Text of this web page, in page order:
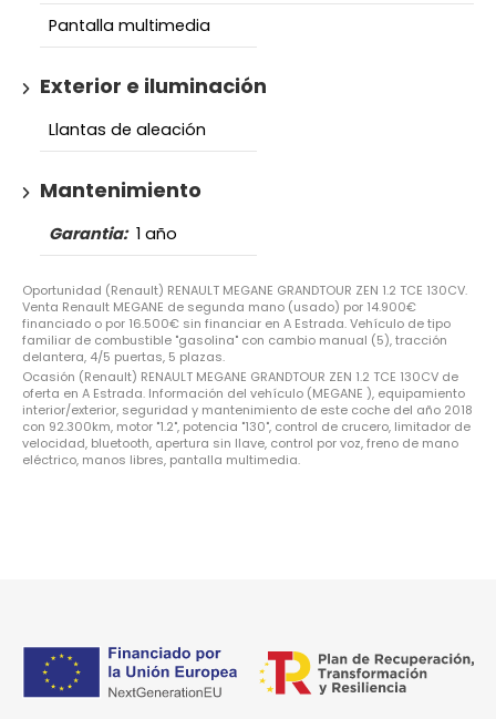
Pantalla multimedia
Exterior e iluminación
Llantas de aleación
Mantenimiento
Garantia: 1 año
Oportunidad (Renault) RENAULT MEGANE GRANDTOUR ZEN 1.2 TCE 130CV.
Venta Renault MEGANE de segunda mano (usado) por 14.900€
financiado o por 16.500€ sin financiar en A Estrada. Vehículo de tipo
familiar de combustible "gasolina" con cambio manual (5), tracción
delantera, 4/5 puertas, 5 plazas.
Ocasión (Renault) RENAULT MEGANE GRANDTOUR ZEN 1.2 TCE 130CV de
oferta en A Estrada. Información del vehículo (MEGANE ), equipamiento
interior/exterior, seguridad y mantenimiento de este coche del año 2018
con 92.300km, motor "1.2", potencia "130", control de crucero, limitador de
velocidad, bluetooth, apertura sin llave, control por voz, freno de mano
eléctrico, manos libres, pantalla multimedia.